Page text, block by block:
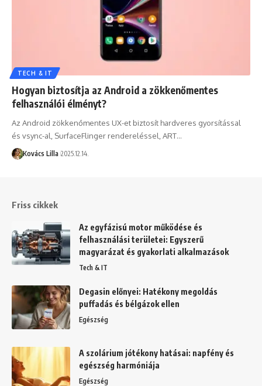
TECH & IT
Hogyan biztosítja az Android a zökkenőmentes
felhasználói élményt?
Az Android zökkenőmentes UX-et biztosít hardveres gyorsítással
és vsync-al, SurfaceFlinger rendereléssel, ART…
Kovács Lilla 2025.12.14.
Friss cikkek
Az egyfázisú motor működése és
felhasználási területei: Egyszerű
magyarázat és gyakorlati alkalmazások
Tech & IT
Degasin előnyei: Hatékony megoldás
puffadás és bélgázok ellen
Egészség
A szolárium jótékony hatásai: napfény és
egészség harmóniája
Egészség